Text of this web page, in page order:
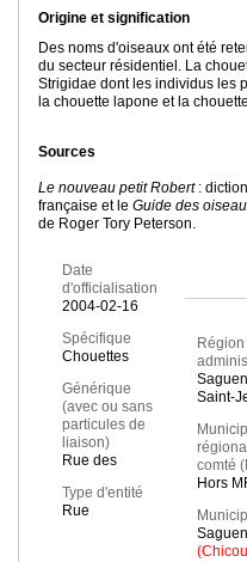
Origine et signification
Des noms d'oiseaux ont été
du secteur résidentiel. La
Strigidae dont les individus les
la chouette lapone et la
Sources
Le nouveau petit Robert:
française et le Guide des
de Roger Tory Peterson.
Date
d'officialisation
2004-02-16
Spécifique
Chouettes
Générique
(avec ou sans
particules de
liaison)
Rue des
Type d'entité
Rue
Région
Saint-
comté
Hors